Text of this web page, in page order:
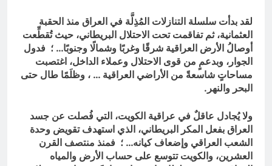
لقد بدأت سلسلة التنازلات المُذِلَّة في العراق منذ الحقبة
العثمانية، ثم تفاقمت تحت الاحتلال البريطاني، حيث تُقطِّعت
أوصالُ الأرض العراقية شرقًا وغربًا وشمالًا وجنوبًا… ؛ فدول
الجوار، وبدعمٍ من قوى الاحتلال وعملاء الداخل، اغتصبت
مساحاتٍ شاسعةً من الأراضي العراقية … ، وظلَمًا طال حتى
البحر والنهر.
ولا يُجادل عاقلٌ في عراقية الكويت، التي فُصلت عن جسد
العراق بفعل المكر البريطاني، الذي استهدف تقويض وحدة
الشعب العراقي وإضعاف كيانه… ؛ فمنذ منتصف القرن
العشرين، والكويت تتوسع على حساب الأرض والمياه